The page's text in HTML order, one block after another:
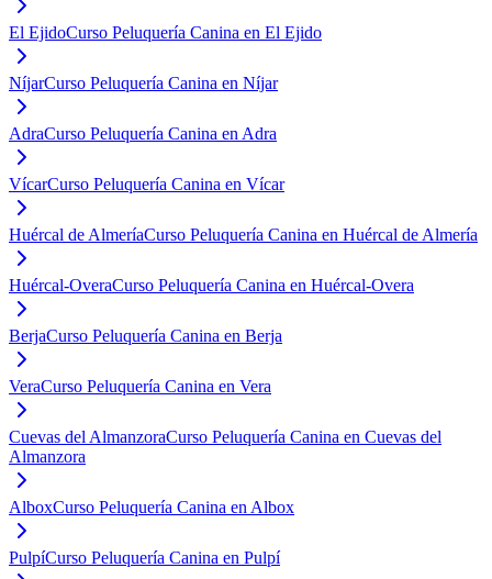
El EjidoCurso Peluquería Canina en El Ejido
NíjarCurso Peluquería Canina en Níjar
AdraCurso Peluquería Canina en Adra
VícarCurso Peluquería Canina en Vícar
Huércal de AlmeríaCurso Peluquería Canina en Huércal de Almería
Huércal-OveraCurso Peluquería Canina en Huércal-Overa
BerjaCurso Peluquería Canina en Berja
VeraCurso Peluquería Canina en Vera
Cuevas del AlmanzoraCurso Peluquería Canina en Cuevas del
Almanzora
AlboxCurso Peluquería Canina en Albox
PulpíCurso Peluquería Canina en Pulpí